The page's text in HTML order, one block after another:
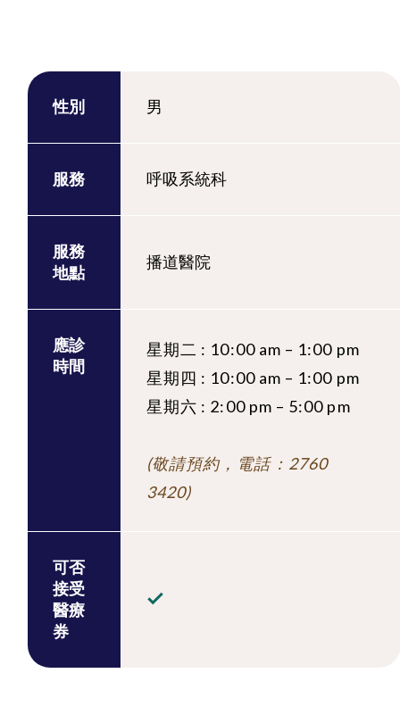
性別 男
服務 呼吸系統科
服務
地點
播道醫院
應診
時間
星期二 : 10:00 am – 1:00 pm
星期四 : 10:00 am – 1:00 pm
星期六 : 2:00 pm – 5:00 pm
(敬請預約，電話：2760
3420)
可否
接受
醫療
券